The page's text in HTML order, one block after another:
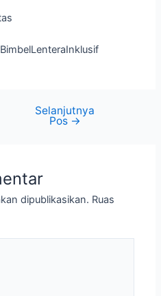
Selanjutnya
Pos →
dipublikasikan. Ruas